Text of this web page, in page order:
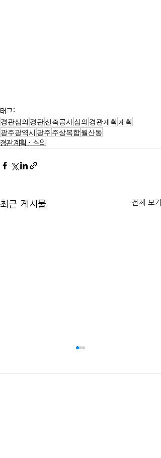
태그:
경관심의 경관신축공사심의 경관계획 계획
광주광역시 광주 주상복합월산동
경관계획·심의
최근 게시물 전체 보기